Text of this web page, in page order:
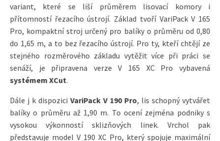
variant, které se liší průměrem lisovací komory i
přítomností řezacího ústrojí. Základ tvoří VariPack V 165
Pro, kompaktní stroj určený pro balíky o průměru od 0,80
do 1,65 m, a to bez řezacího ústrojí. Pro ty, kteří chtějí ze
stejného rozměrového základu vytěžit více při práci se
senáží, je připravena verze V 165 XC Pro vybavená
systémem XCut.
Dále j k dispozici VariPack V 190 Pro, lis schopný vytvářet
balíky o průměru až 1,90 m. To ocení zejména podniky s
vysokou výkonností sklizňových linek. Vrchol pak
představuje model V 190 XC Pro, který spojuje maximální